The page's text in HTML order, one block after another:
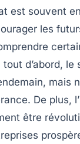
est souvent
les
d’abord, le
mais
. De plus,
être